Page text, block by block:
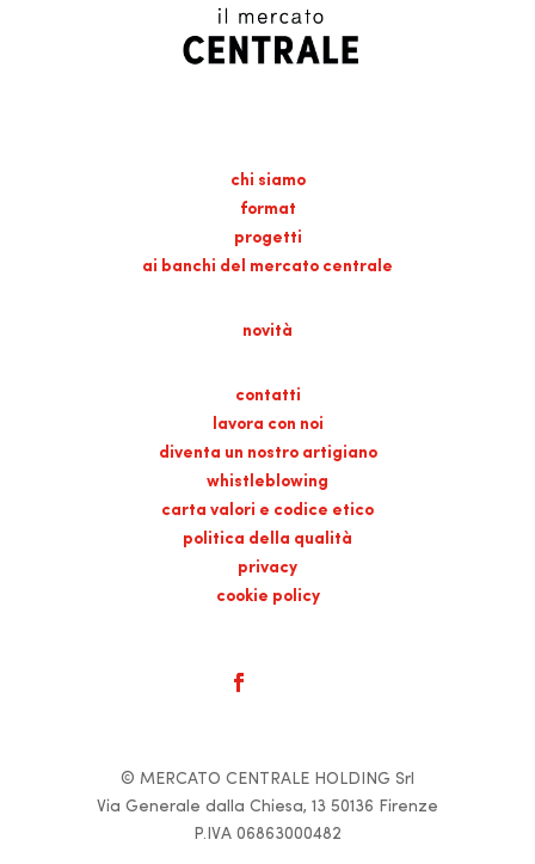
chi siamo
format
progetti
ai banchi del mercato centrale
novità
contatti
lavora con noi
diventa un nostro artigiano
whistleblowing
carta valori e codice etico
politica della qualità
privacy
cookie policy
© MERCATO CENTRALE HOLDING Srl
Via Generale dalla Chiesa, 13 50136 Firenze
P.IVA 06863000482